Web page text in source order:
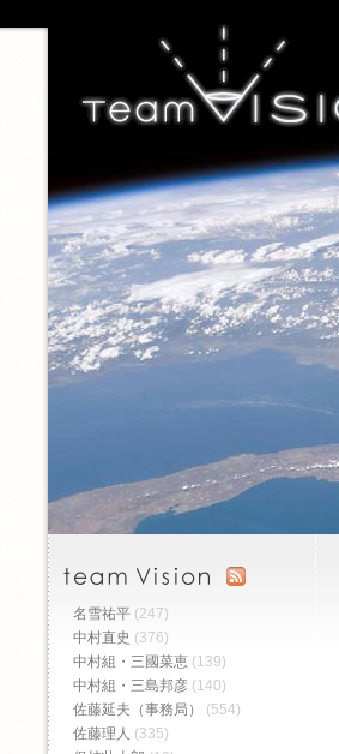
名雪祐平 (247)
中村直史 (376)
中村組・三國菜恵 (139)
中村組・三島邦彦 (140)
佐藤延夫（事務局）
(554)
佐藤理人 (335)